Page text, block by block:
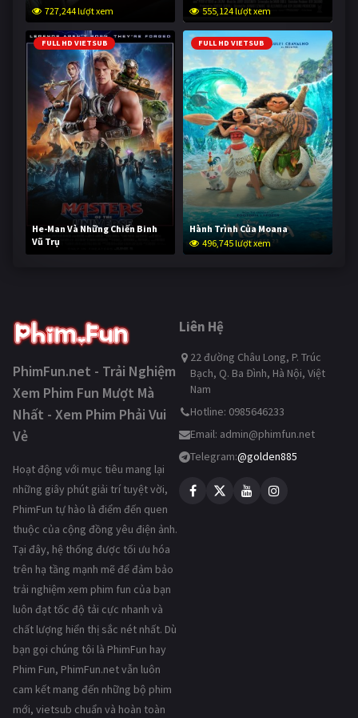
727,244 lượt xem
555,124 lượt xem
FULL HD VIETSUB
He-Man Và Những Chiến Binh
Vũ Trụ
245,804 lượt xem
FULL HD VIETSUB
Hành Trình Của Moana
496,745 lượt xem
PhimFun.net - Trải Nghiệm
Xem Phim Fun Mượt Mà
Nhất - Xem Phim Phải Vui
Vẻ
Hoạt động với mục tiêu mang lại
những giây phút giải trí tuyệt vời,
PhimFun tự hào là điểm đến quen
thuộc của cộng đồng yêu điện ảnh.
Tại đây, hệ thống được tối ưu hóa
trên hạ tầng mạnh mẽ để đảm bảo
trải nghiệm xem phim fun của bạn
luôn đạt tốc độ tải cực nhanh và
chất lượng hiển thị sắc nét nhất. Dù
bạn gọi chúng tôi là PhimFun hay
Phim Fun, PhimFun.net vẫn luôn
cam kết mang đến những bộ phim
mới, vietsub chuẩn và hoàn toàn
Liên Hệ
22 đường Châu Long, P. Trúc
Bạch, Q. Ba Đình, Hà Nội, Việt
Nam
Hotline: 0985646233
Email: admin@phimfun.net
Telegram:@golden885